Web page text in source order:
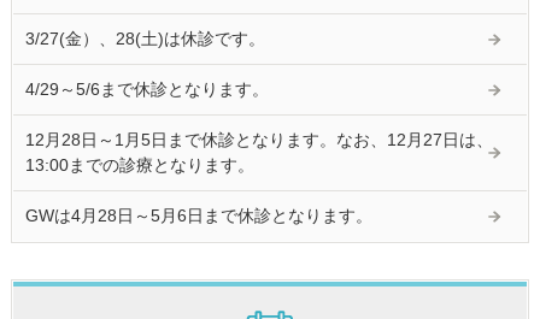
3/27(金）、28(土)は休診です。
4/29～5/6まで休診となります。
12月28日～1月5日まで休診となります。なお、12月27日は、
13:00までの診療となります。
GWは4月28日～5月6日まで休診となります。